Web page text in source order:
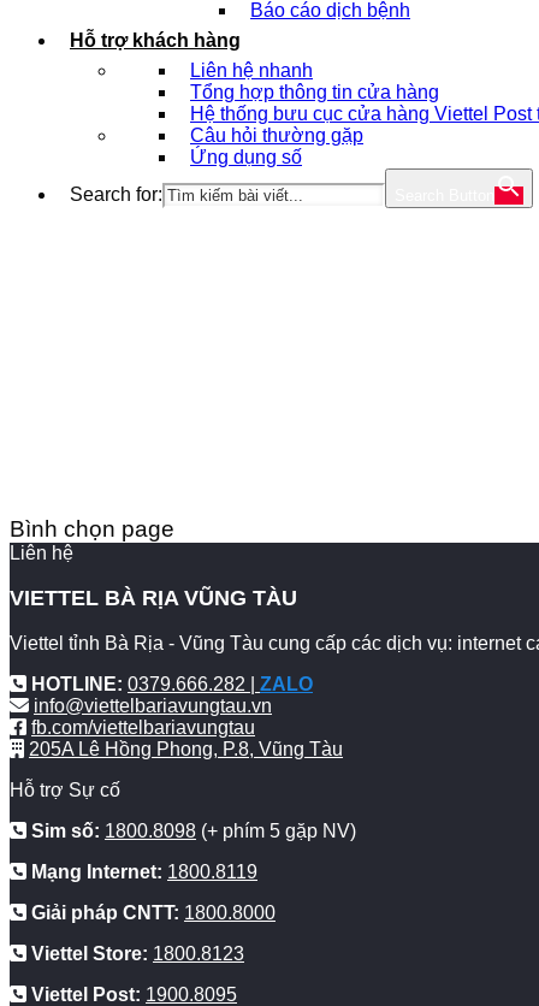
Báo cáo dịch bệnh
Hỗ trợ khách hàng
Liên hệ nhanh
Tổng hợp thông tin cửa hàng
Hệ thống bưu cục cửa hàng Viettel Post
Câu hỏi thường gặp
Ứng dụng số
Search for:
Bình chọn page
Liên hệ
VIETTEL BÀ RỊA VŨNG TÀU
Viettel tỉnh Bà Rịa - Vũng Tàu cung cấp các dịch vụ: internet
HOTLINE: 0379.666.282 | ZALO
info@viettelbariavungtau.vn
fb.com/viettelbariavungtau
205A Lê Hồng Phong, P.8, Vũng Tàu
Hỗ trợ Sự cố
Sim số: 1800.8098 (+ phím 5 gặp NV)
Mạng Internet: 1800.8119
Giải pháp CNTT: 1800.8000
Viettel Store: 1800.8123
Viettel Post: 1900.8095